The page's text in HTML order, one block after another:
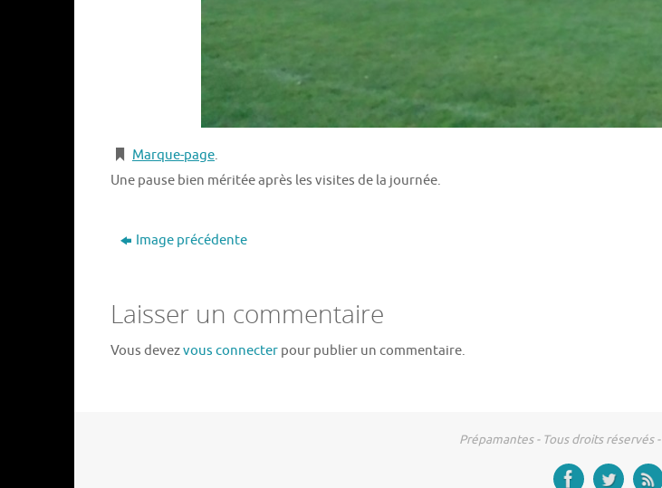
Marque-page.
Une pause bien méritée après les visites de la journée.
Image précédente
Laisser un commentaire
Vous devezvous connecter pour publier un commentaire.
Prépamantes - Tous droits réservés -